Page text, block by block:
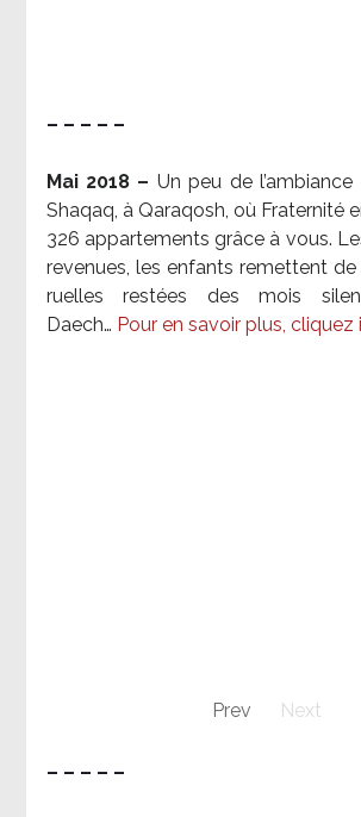
– – – – –
Mai 2018 – Un peu de
Shaqaq, à Qaraqosh, où Fraternité
326 appartements grâce à vous.
revenues, les enfants remettent de
ruelles restées des mois
Daech… Pour en savoir plus, cliquez
Prev Next
– – – – –